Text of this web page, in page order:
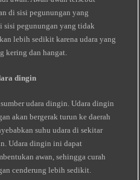
di sisi pegunungan yang
sisi pegunungan yang tidak
lebih sedikit karena udara yang
kering dan hangat.
dingin
udara dingin. Udara dingin
akan bergerak turun ke daerah
suhu udara di sekitar
Udara dingin ini dapat
awan, sehingga curah
cenderung lebih sedikit.